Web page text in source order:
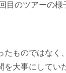
のツアーの様
ものではな
大事にして